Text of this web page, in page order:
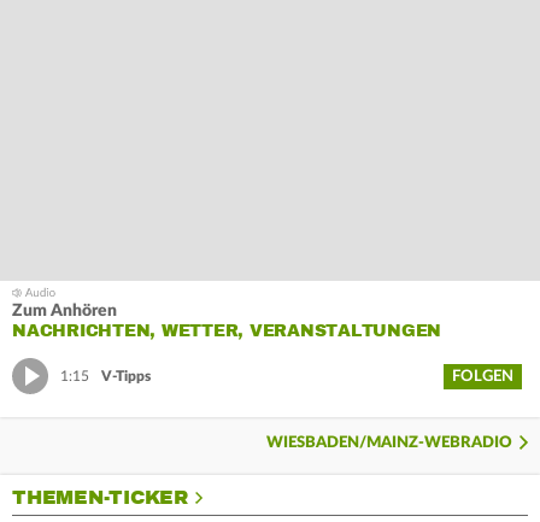
Zum Anhören
NACHRICHTEN, WETTER, VERANSTALTUNGEN
1:15 V-Tipps FOLGEN
WIESBADEN/MAINZ-WEBRADIO
THEMEN-TICKER